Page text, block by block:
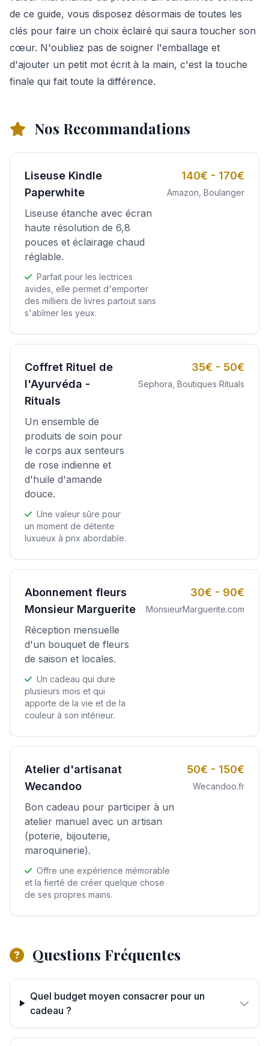
de ce guide, vous disposez désormais de toutes les
clés pour faire un choix éclairé qui saura toucher son
cœur. N'oubliez pas de soigner l'emballage et
d'ajouter un petit mot écrit à la main, c'est la touche
finale qui fait toute la différence.
Nos Recommandations
Liseuse Kindle
Paperwhite
Liseuse étanche avec écran
haute résolution de 6,8
pouces et éclairage chaud
réglable.
Parfait pour les lectrices
avides, elle permet d'emporter
des milliers de livres partout sans
s'abîmer les yeux.
140€ - 170€
Amazon, Boulanger
Coffret Rituel de
l'Ayurvéda -
Rituals
Un ensemble de
produits de soin pour
le corps aux senteurs
de rose indienne et
d'huile d'amande
douce.
Une valeur sûre pour
un moment de détente
luxueux à prix abordable.
35€ - 50€
Sephora, Boutiques Rituals
Abonnement fleurs
Monsieur Marguerite
Réception mensuelle
d'un bouquet de fleurs
de saison et locales.
Un cadeau qui dure
plusieurs mois et qui
apporte de la vie et de la
couleur à son intérieur.
30€ - 90€
MonsieurMarguerite.com
Atelier d'artisanat
Wecandoo
Bon cadeau pour participer à un
atelier manuel avec un artisan
(poterie, bijouterie,
maroquinerie).
Offre une expérience mémorable
et la fierté de créer quelque chose
de ses propres mains.
50€ - 150€
Wecandoo.fr
Questions Fréquentes
Quel budget moyen consacrer pour un
cadeau ?